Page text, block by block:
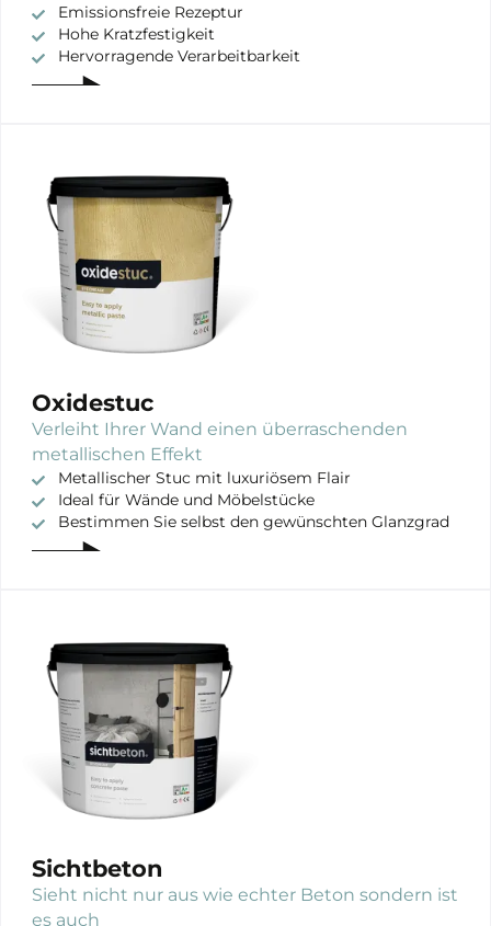
Emissionsfreie Rezeptur
Hohe Kratzfestigkeit
Hervorragende Verarbeitbarkeit
Oxidestuc
Verleiht Ihrer Wand einen überraschenden
metallischen Effekt
Metallischer Stuc mit luxuriösem Flair
Ideal für Wände und Möbelstücke
Bestimmen Sie selbst den gewünschten Glanzgrad
Sichtbeton
Sieht nicht nur aus wie echter Beton sondern ist
es auch